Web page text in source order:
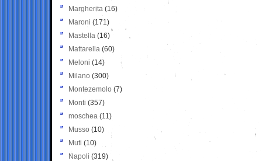
Margherita (16)
Maroni (171)
Mastella (16)
Mattarella (60)
Meloni (14)
Milano (300)
Montezemolo (7)
Monti (357)
moschea (11)
Musso (10)
Muti (10)
Napoli (319)